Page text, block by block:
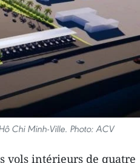
Chi Minh-Ville. Photo: ACV
vols intérieurs de quatre